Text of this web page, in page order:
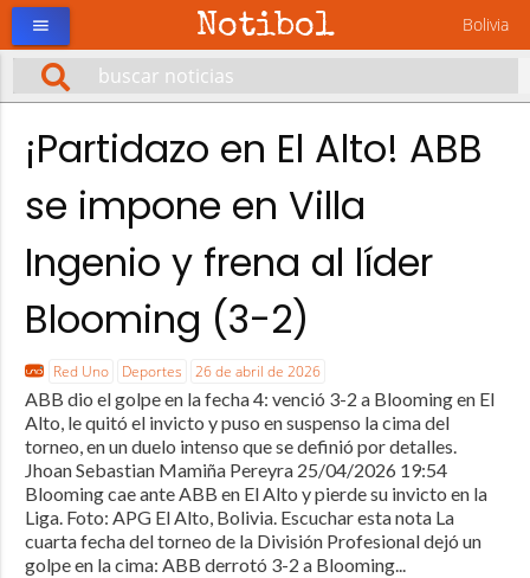
Notibol Bolivia
menu
¡Partidazo en El Alto! ABB
se impone en Villa
Ingenio y frena al líder
Blooming (3-2)
Red Uno Deportes 26 de abril de 2026
ABB dio el golpe en la fecha 4: venció 3-2 a Blooming en El
Alto, le quitó el invicto y puso en suspenso la cima del
torneo, en un duelo intenso que se definió por detalles.
Jhoan Sebastian Mamiña Pereyra 25/04/2026 19:54
Blooming cae ante ABB en El Alto y pierde su invicto en la
Liga. Foto: APG El Alto, Bolivia. Escuchar esta nota La
cuarta fecha del torneo de la División Profesional dejó un
golpe en la cima: ABB derrotó 3-2 a Blooming...